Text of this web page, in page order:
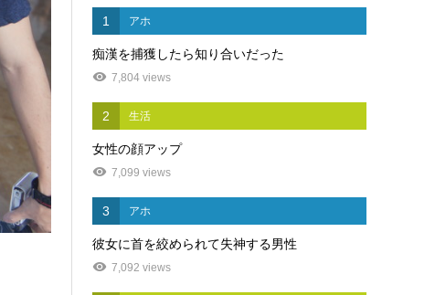
1 アホ
痴漢を捕獲したら知り合いだった
7,804 views
2 生活
女性の顔アップ
7,099 views
3 アホ
彼女に首を絞められて失神する男性
7,092 views